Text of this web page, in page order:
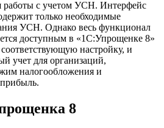
работы с учетом УСН. Интерфейс
только необходимые
УСН. Однако весь функционал
доступным в «1С:Упрощенке 8»
настройку, и
учет для организаций,
налогообложения и
8